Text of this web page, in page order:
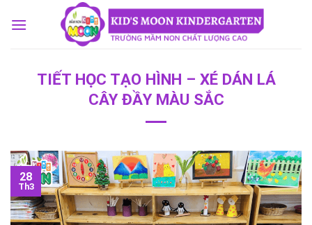
TIẾT HỌC TẠO HÌNH – XÉ DÁN LÁ
CÂY ĐẦY MÀU SẮC
28
Th3